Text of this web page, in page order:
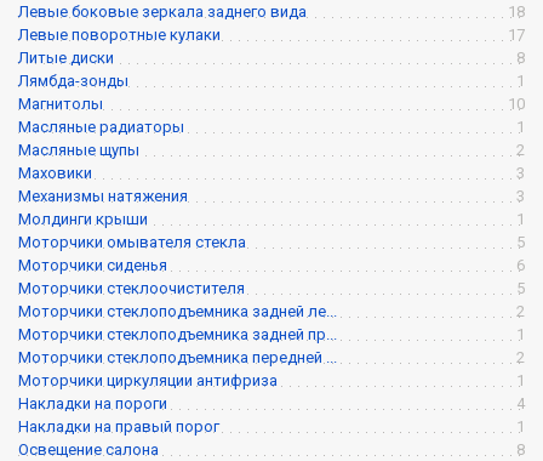
Левые боковые зеркала заднего вида
18
Левые поворотные кулаки
17
Литые диски
8
Лямбда-зонды
1
Магнитолы
10
Масляные радиаторы
1
Масляные щупы
2
Маховики
3
Механизмы натяжения
3
Молдинги крыши
1
Моторчики омывателя стекла
5
Моторчики сиденья
6
Моторчики стеклоочистителя
5
Моторчики стеклоподъемника задней ле...
2
Моторчики стеклоподъемника задней пр...
1
Моторчики стеклоподъемника передней ...
2
Моторчики циркуляции антифриза
1
Накладки на пороги
4
Накладки на правый порог
1
Освещение салона
8